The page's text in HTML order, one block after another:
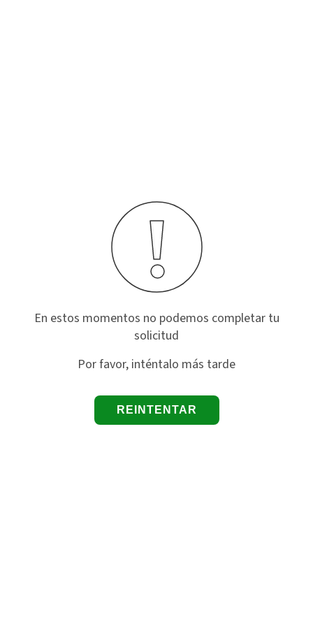
En estos momentos no podemos completar tu
solicitud
Por favor, inténtalo más tarde
REINTENTAR